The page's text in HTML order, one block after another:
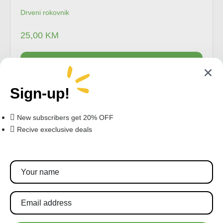
Drveni rokovnik
25,00 KM
Pretplatite se za najnovije akcije i popuste.
Sign-up!
New subscribers get 20% OFF
Recive execlusive deals